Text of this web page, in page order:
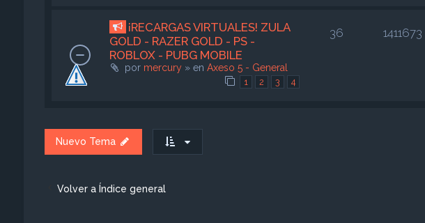
¡RECARGAS VIRTUALES! ZULA
GOLD - RAZER GOLD - PS -
ROBLOX - PUBG MOBILE
por mercury » en Axeso 5 - General
1 2 3 4
36 1411673
Nuevo Tema
Volver a Índice general